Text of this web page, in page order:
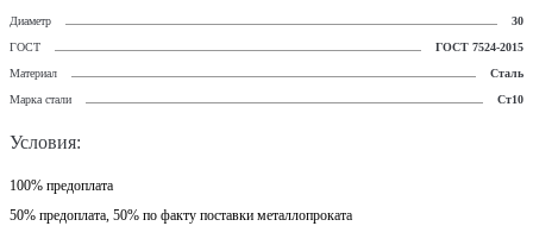
Диаметр
30
ГОСТ
ГОСТ 7524-2015
Материал
Сталь
Марка стали
Ст10
Условия:
100% предоплата
50% предоплата, 50% по факту поставки металлопроката